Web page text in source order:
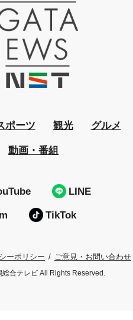
ポーツ 観光 グルメ
動画・番組
LINE
TikTok
ーポリシー ご意見・お問い合わせ
合テレビ All Rights Reserved.